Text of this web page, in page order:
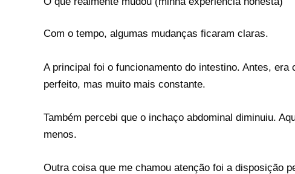
Com o tempo, algumas mudanças ficaram claras.
A principal foi o funcionamento do intestino. Antes,
perfeito, mas muito mais constante.
Também percebi que o inchaço abdominal diminuiu.
menos.
Outra coisa que me chamou atenção foi a disposição